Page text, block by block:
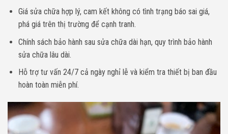
Giá sửa chữa hợp lý, cam kết không có tình trạng báo sai giá,
phá giá trên thị trường để cạnh tranh.
Chính sách bảo hành sau sửa chữa dài hạn, quy trình bảo hành
sửa chữa lâu dài.
Hỗ trợ tư vấn 24/7 cả ngày nghỉ lễ và kiểm tra thiết bị ban đầu
hoàn toàn miễn phí.